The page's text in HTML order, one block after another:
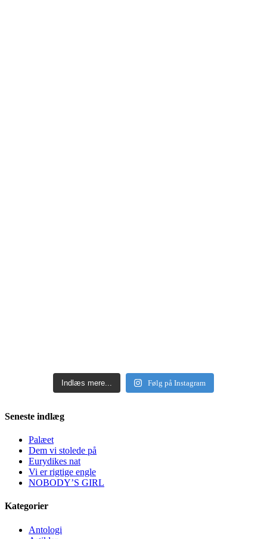
Indlæs mere... Følg på Instagram
Seneste indlæg
Palæet
Dem vi stolede på
Eurydikes nat
Vi er rigtige engle
NOBODY’S GIRL
Kategorier
Antologi